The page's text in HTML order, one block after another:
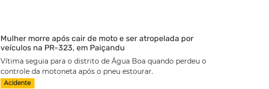
Mulher morre após cair de moto e ser atropelada por
veículos na PR-323, em Paiçandu
Vítima seguia para o distrito de Água Boa quando perdeu o
controle da motoneta após o pneu estourar.
Acidente